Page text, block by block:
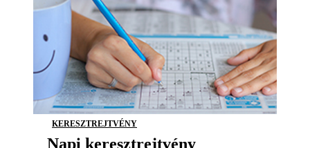
KERESZTREJTVÉNY
Napi keresztrejtvény